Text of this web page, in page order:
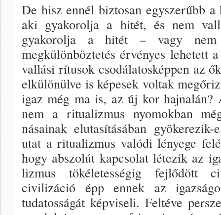
De hisz ennél biztosan egyszerűbb
aki gyako­rolja a hitét, és nem
gyakorolja a hitét – vagy
megkülönböztetés érvényes lehetett
vallási rítusok csodálatoskép­pen az
elkülönülve is képesek voltak
igaz még ma is, az új kor
nem a ritualizmus nyomokban
násainak elutasításában
utat a ritualiz­mus valódi lényege
hogy abszolút kapcsolat létezik az
lizmus tökéletességig fejlődött
civilizáció épp en­nek az
tudatosságát képviseli. Feltéve